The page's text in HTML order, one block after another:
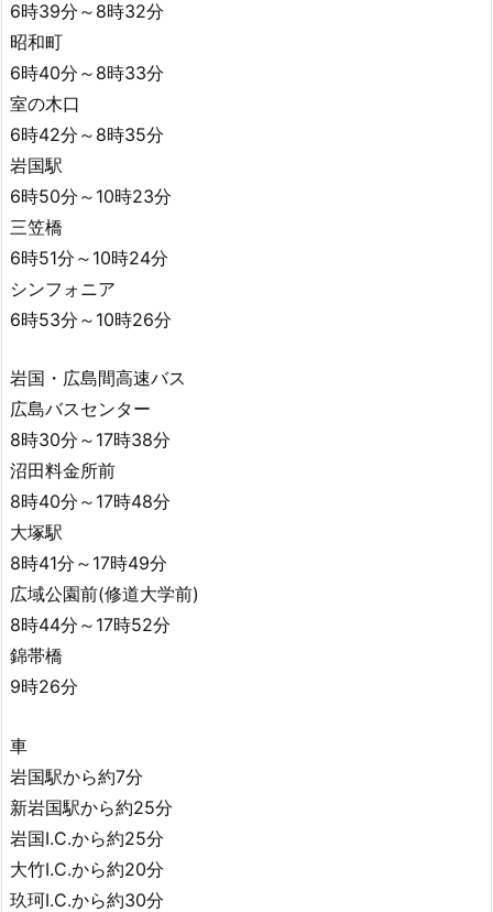
6時39分～8時32分
昭和町
6時40分～8時33分
室の木口
6時42分～8時35分
岩国駅
6時50分～10時23分
三笠橋
6時51分～10時24分
シンフォニア
6時53分～10時26分
岩国・広島間高速バス
広島バスセンター
8時30分～17時38分
沼田料金所前
8時40分～17時48分
大塚駅
8時41分～17時49分
広域公園前(修道大学前)
8時44分～17時52分
錦帯橋
9時26分
車
岩国駅から約7分
新岩国駅から約25分
岩国I.C.から約25分
大竹I.C.から約20分
玖珂I.C.から約30分